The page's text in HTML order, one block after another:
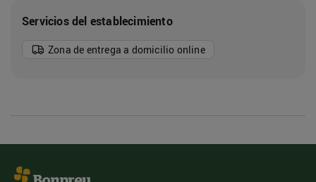
Servicios del establecimiento
Zona de entrega a domicilio online